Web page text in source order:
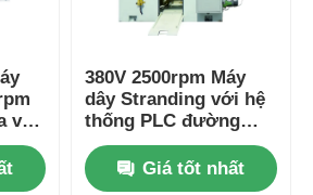
và
380V 2500rpm Máy
dây Stranding với hệ
thống PLC đường
kính điều chỉnh
Giá tốt nhất